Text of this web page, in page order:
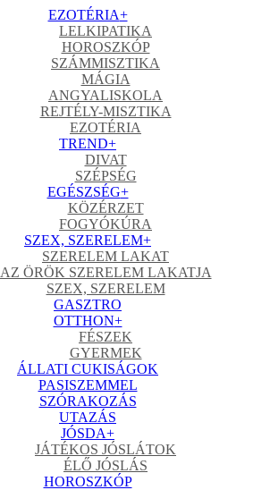
EZOTÉRIA+
LELKIPATIKA
HOROSZKÓP
SZÁMMISZTIKA
MÁGIA
ANGYALISKOLA
REJTÉLY-MISZTIKA
EZOTÉRIA
TREND+
DIVAT
SZÉPSÉG
EGÉSZSÉG+
KÖZÉRZET
FOGYÓKÚRA
SZEX, SZERELEM+
SZERELEM LAKAT
AZ ÖRÖK SZERELEM LAKATJA
SZEX, SZERELEM
GASZTRO
OTTHON+
FÉSZEK
GYERMEK
ÁLLATI CUKISÁGOK
PASISZEMMEL
SZÓRAKOZÁS
UTAZÁS
JÓSDA+
JÁTÉKOS JÓSLÁTOK
ÉLŐ JÓSLÁS
HOROSZKÓP